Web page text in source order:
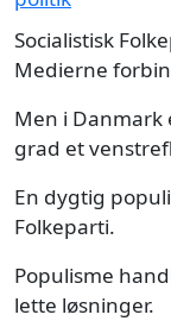
Socialistisk
Medierne
Men i Danmark
grad et
En dygtig
Folkeparti.
Populisme
lette løsninger.